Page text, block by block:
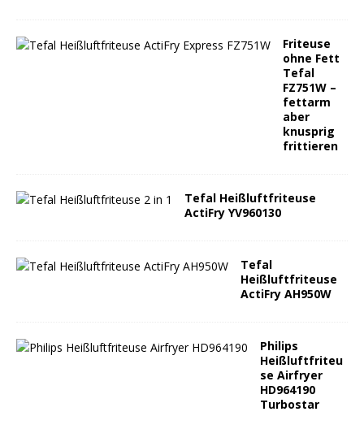
Friteuse
ohne Fett
Tefal
FZ751W –
fettarm
aber
knusprig
frittieren
Tefal Heißluftfriteuse
ActiFry YV960130
Tefal
Heißluftfriteuse
ActiFry AH950W
Philips
Heißluftfriteu
se Airfryer
HD964190
Turbostar